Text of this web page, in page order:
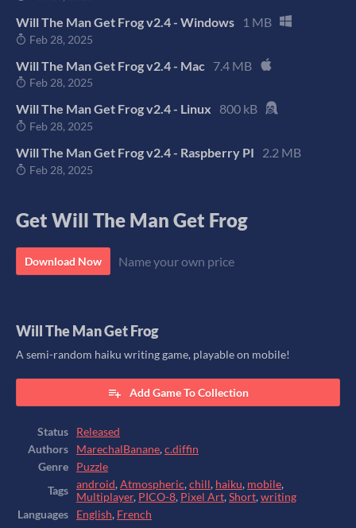
Will The Man Get Frog v2.4 - Windows 1 MB
Feb 28, 2025
Will The Man Get Frog v2.4 - Mac 7.4 MB
Feb 28, 2025
Will The Man Get Frog v2.4 - Linux 800 kB
Feb 28, 2025
Will The Man Get Frog v2.4 - Raspberry PI 2.2 MB
Feb 28, 2025
Get Will The Man Get Frog
Download Now Name your own price
Will The Man Get Frog
A semi-random haiku writing game, playable on mobile!
Add Game To Collection
Status
Released
Authors
MarechalBanane, c.diffin
Genre
Puzzle
Tags
android, Atmospheric, chill, haiku, mobile,
Multiplayer, PICO-8, Pixel Art, Short, writing
Languages
English, French